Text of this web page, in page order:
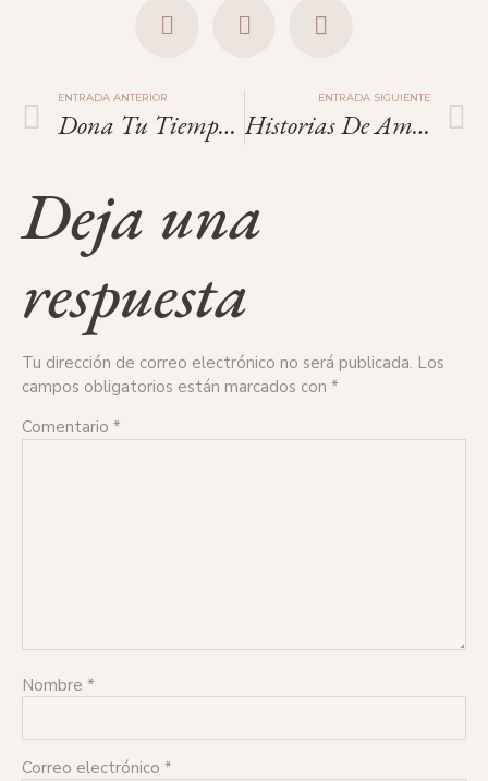
ENTRADA ANTERIOR
Dona Tu Tiempo A Quien Amas.
ENTRADA SIGUIENTE
Historias De Amor.
Deja una
respuesta
Tu dirección de correo electrónico no será publicada. Los
campos obligatorios están marcados con *
Comentario *
Nombre *
Correo electrónico *